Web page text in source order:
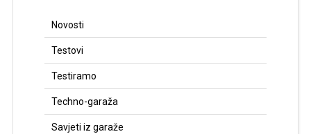
Novosti
Testovi
Testiramo
Techno-garaža
Savjeti iz garaže